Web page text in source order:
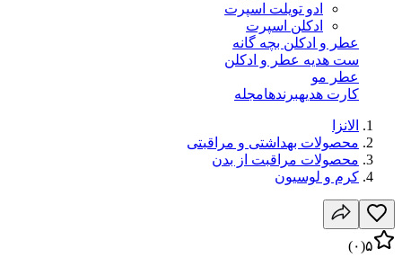
ادو تویلت اسپرت
ادکلن اسپرت
عطر و ادکلن بچه گانه
ست هدیه عطر و ادکلن
عطر مو
کارت هدیهبرندهامجله
الانزا
محصولات بهداشتی و مراقبتی
محصولات مراقبت از بدن
کرم و لوسیون
۵(۰)